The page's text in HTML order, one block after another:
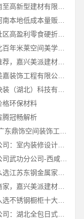
河南零百味供应链有限公司社区高盈利零食硬折扣全域盈利
荆州装修公司婚房装修选湖北百年米莱空间美学装饰材料有限公司
嘉兴秀洲家装设计环保材料推荐，嘉兴美派建材科技靠谱
新昌优秀居家装修，浙江宜美嘉装饰工程有限公司匠心品质
格环保材料
冠畅解析
江西圣匠新型环保材料有限公司：室内装修设计与施工专家
中蓝建投（北京）建设有限公司武功分公司-西咸新区全包报价
嘉兴家装装修环保材料靠谱商家，嘉兴美派建材品质保障
江苏东钢金属科技有限公司入选不锈钢橱柜十大品牌
同城快装（湖北）科技有限公司：湖北全包日式原木风快速装修